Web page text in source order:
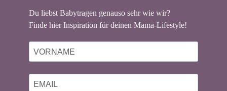
Du liebst Babytragen genauso sehr wie wir?
Finde hier Inspiration für deinen Mama-Lifestyle!